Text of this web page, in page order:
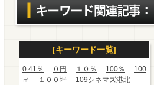
[キーワード一覧]
0.41％ ０円 １０％ 100％
100
㎡
１００坪
109シネマズ港北